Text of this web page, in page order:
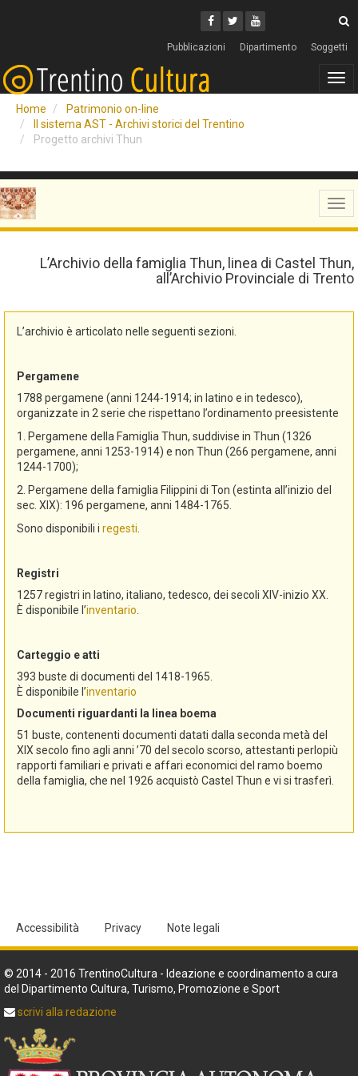
Facebook
Twitter
Youtube
Pubblicazioni Dipartimento Soggetti
Home
Patrimonio on-line
Il sistema AST - Archivi storici del Trentino
Progetto archivi Thun
L’Archivio della famiglia Thun, linea di Castel Thun,
all’Archivio Provinciale di Trento
L’archivio è articolato nelle seguenti sezioni.
Pergamene
1788 pergamene (anni 1244-1914; in latino e in tedesco),
organizzate in 2 serie che rispettano l’ordinamento preesistente
1. Pergamene della Famiglia Thun, suddivise in Thun (1326
pergamene, anni 1253-1914) e non Thun (266 pergamene, anni
1244-1700);
2. Pergamene della famiglia Filippini di Ton (estinta all’inizio del
sec. XIX): 196 pergamene, anni 1484-1765.
Sono disponibili i regesti
Registri
1257 registri in latino, italiano, tedesco, dei secoli XIV-inizio XX.
È disponibile l’inventario
Carteggio e atti
393 buste di documenti del 1418-1965.
È disponibile l’inventario
Documenti riguardanti la linea boema
51 buste, contenenti documenti datati dalla seconda metà del
XIX secolo fino agli anni ’70 del secolo scorso, attestanti perlopiù
rapporti familiari e privati e affari economici del ramo boemo
della famiglia, che nel 1926 acquistò Castel Thun e vi si trasferì.
Accessibilità Privacy Note legali
© 2014 - 2016 TrentinoCultura - Ideazione e coordinamento a cura
del Dipartimento Cultura, Turismo, Promozione e Sport
scrivi alla redazione